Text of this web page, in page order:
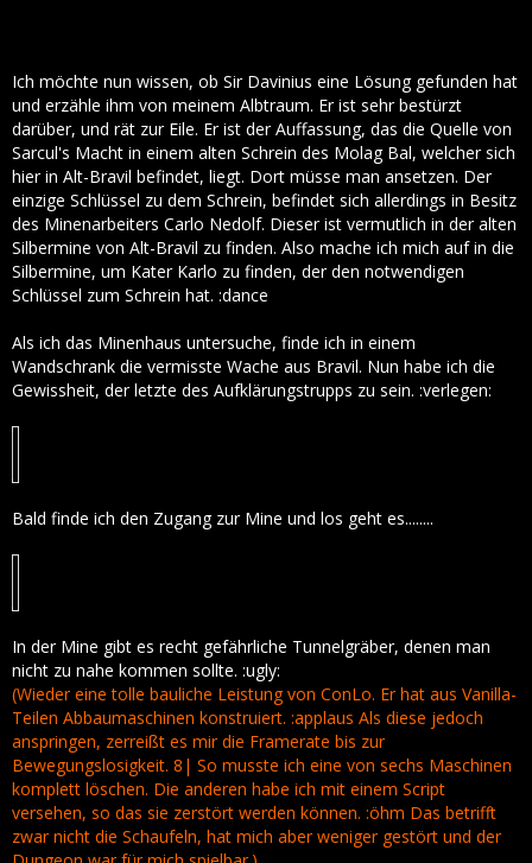
Ich möchte nun wissen, ob Sir Davinius eine Lösung gefunden hat
und erzähle ihm von meinem Albtraum. Er ist sehr bestürzt
darüber, und rät zur Eile. Er ist der Auffassung, das die Quelle von
Sarcul's Macht in einem alten Schrein des Molag Bal, welcher sich
hier in Alt-Bravil befindet, liegt. Dort müsse man ansetzen. Der
einzige Schlüssel zu dem Schrein, befindet sich allerdings in Besitz
des Minenarbeiters Carlo Nedolf. Dieser ist vermutlich in der alten
Silbermine von Alt-Bravil zu finden. Also mache ich mich auf in die
Silbermine, um Kater Karlo zu finden, der den notwendigen
Schlüssel zum Schrein hat. :dance
Als ich das Minenhaus untersuche, finde ich in einem
Wandschrank die vermisste Wache aus Bravil. Nun habe ich die
Gewissheit, der letzte des Aufklärungstrupps zu sein. :verlegen:
Bald finde ich den Zugang zur Mine und los geht es........
In der Mine gibt es recht gefährliche Tunnelgräber, denen man
nicht zu nahe kommen sollte. :ugly:
(Wieder eine tolle bauliche Leistung von ConLo. Er hat aus Vanilla-
Teilen Abbaumaschinen konstruiert. :applaus Als diese jedoch
anspringen, zerreißt es mir die Framerate bis zur
Bewegungslosigkeit. 8| So musste ich eine von sechs Maschinen
komplett löschen. Die anderen habe ich mit einem Script
versehen, so das sie zerstört werden können. :öhm Das betrifft
zwar nicht die Schaufeln, hat mich aber weniger gestört und der